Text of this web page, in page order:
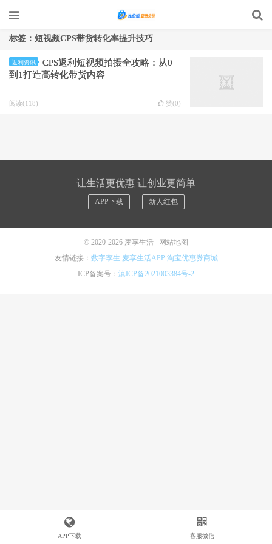
标签：短视频CPS带货转化率提升技巧
返利资讯
CPS返利短视频拍摄全攻略：从0
到1打造高转化带货内容
阅读(118) 赞(0)
让生活更优惠 让创业更简单
APP下载 新人红包
© 2020-2026 麦享生活
网站地图
友情链接： 数字孪生 麦享生活APP 淘宝优惠券商城
ICP备案号： 滇ICP备2021003384号-2
APP下载 客服微信